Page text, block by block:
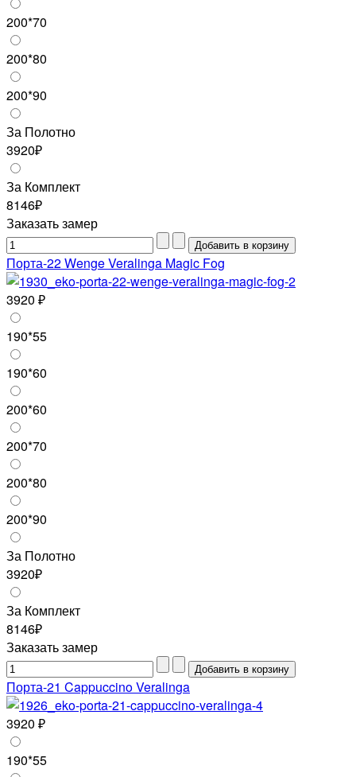
200*70
200*80
200*90
За Полотно
3920₽
За Комплект
8146₽
Заказать замер
Порта-22 Wenge Veralinga Magic Fog
3920 ₽
190*55
190*60
200*60
200*70
200*80
200*90
За Полотно
3920₽
За Комплект
8146₽
Заказать замер
Порта-21 Cappuccino Veralinga
3920 ₽
190*55